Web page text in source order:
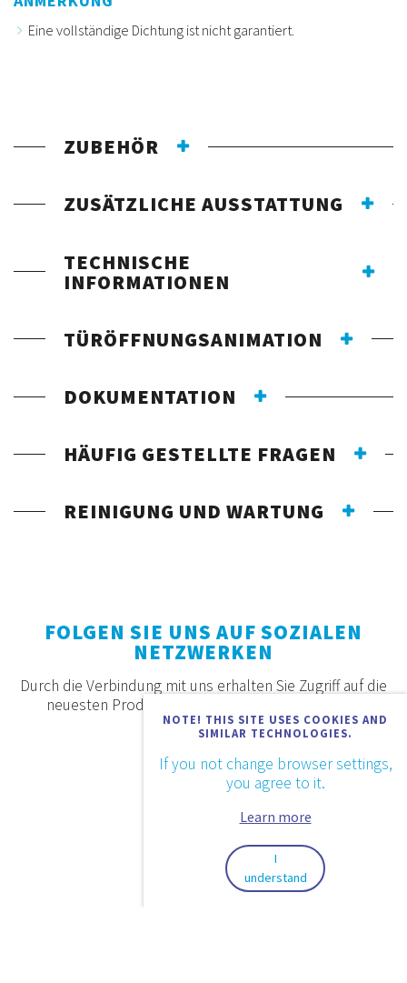
Eine vollständige Dichtung ist nicht garantiert.
ZUBEHÖR
ZUSÄTZLICHE AUSSTATTUNG
TECHNISCHE
INFORMATIONEN
TÜRÖFFNUNGSANIMATION
DOKUMENTATION
HÄUFIG GESTELLTE FRAGEN
REINIGUNG UND WARTUNG
NOTE! THIS SITE USES COOKIES AND
SIMILAR TECHNOLOGIES.
If you not change browser settings,
you agree to it.
Learn more
I
understand
FOLGEN SIE UNS AUF SOZIALEN
NETZWERKEN
Durch die Verbindung mit uns erhalten Sie Zugriff auf die
neuesten Produkte, Angebote und Neuigkeiten.